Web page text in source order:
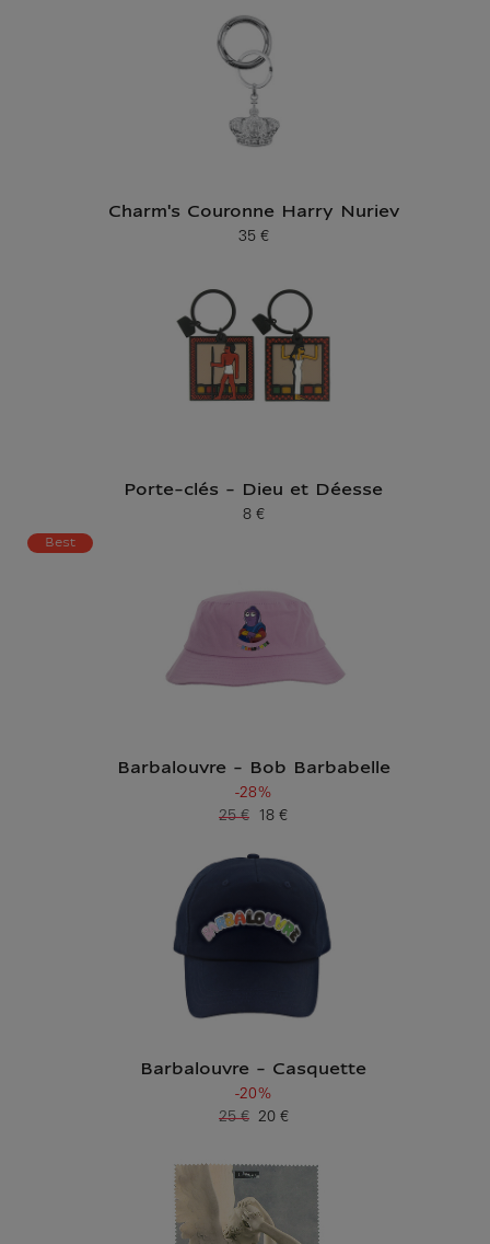
Charm's Couronne Harry Nuriev
Prix ​​actuel
35 €
Porte-clés - Dieu et Déesse
Prix ​​actuel
8 €
Best
Barbalouvre - Bob Barbabelle
-28%
Prix ​​actuel
18 €
Ancien prix
25 €
Barbalouvre - Casquette
-20%
Prix ​​actuel
20 €
Ancien prix
25 €